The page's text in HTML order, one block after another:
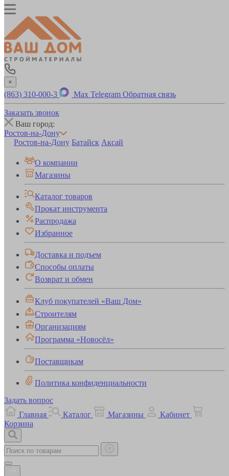
×
(863) 310-000-3 Max Telegram Обратная связь
Заказать звонок
Ваш город:
Ростов-на-Дону
Ростов-на-Дону Батайск Аксай
О компании
Магазины
Каталог товаров
Прокат инструмента
Распродажа
Избранное
Доставка и подъем
Способы оплаты
Возврат и обмен
Клуб покупателей «Ваш Дом»
Строителям
Организациям
Программа «Новосёл»
Поставщикам
Политика конфиденциальности
Задать вопрос
Главная
Каталог Магазины
Кабинет
Корзина